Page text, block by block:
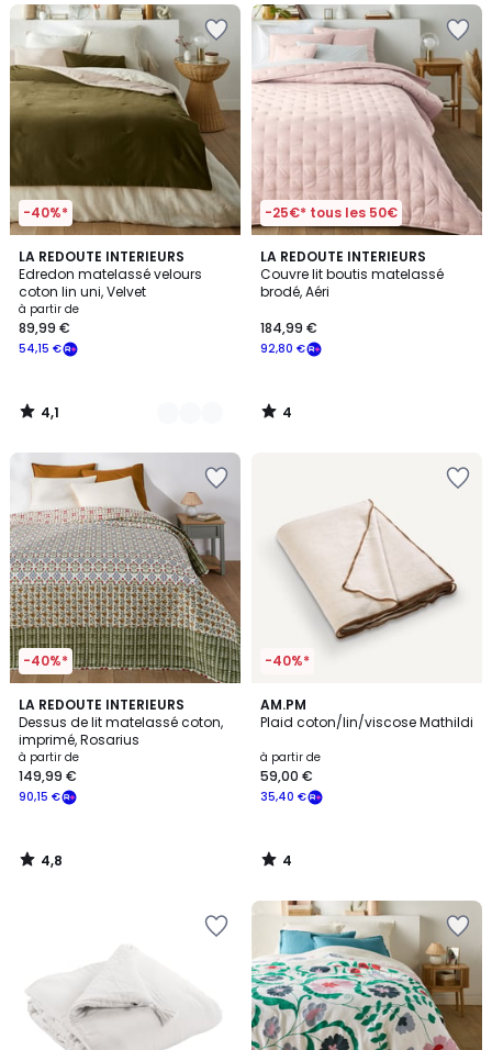
-40%*
LA REDOUTE INTERIEURS
Edredon matelassé velours
coton lin uni, Velvet
à partir de
54,15 €
89,99 €
4,1
/ 5
8
Couleurs
4,1
/
-25€* tous les 50€
LA REDOUTE INTERIEURS
Couvre lit boutis matelassé
brodé, Aéri
92,80 €
184,99 €
4
/
5
4
/
-40%*
LA REDOUTE INTERIEURS
Dessus de lit matelassé coton,
imprimé, Rosarius
à partir de
90,15 €
149,99 €
4,8
/ 5
4,8
/
-40%*
AM.PM
Plaid coton/lin/viscose Mathildi
à partir de
35,40 €
59,00 €
4
/
4
/